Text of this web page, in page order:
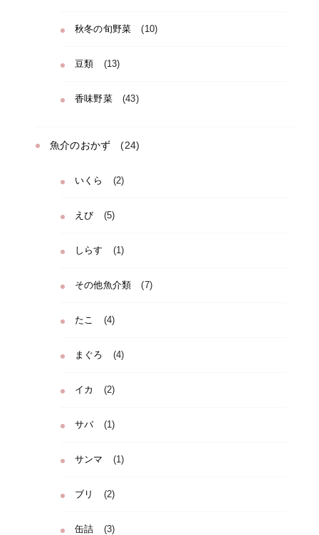
秋冬の旬野菜 (10)
豆類 (13)
香味野菜 (43)
魚介のおかず (24)
いくら (2)
えび (5)
しらす (1)
その他魚介類 (7)
たこ (4)
まぐろ (4)
イカ (2)
サバ (1)
サンマ (1)
ブリ (2)
缶詰 (3)